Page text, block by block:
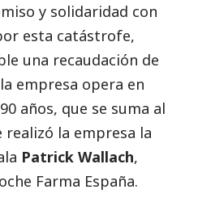
y solidaridad con
esta catástrofe,
una recaudación de
empresa opera en
años, que se suma al
la empresa la
Patrick Wallach,
Farma España.